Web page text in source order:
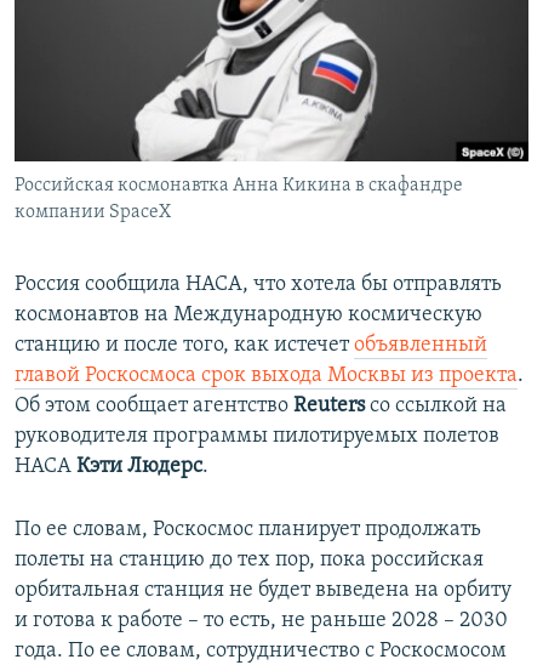
ПОБЕДИТЕЛЕЙ НЕ СУДЯТ?
КРЫМ.НЕПОКОРЕННЫЙ
УКРАИНСКАЯ ПРОБЛЕМА КРЫМА
Все сайты RFE/RL
Российская космонавтка Анна Кикина в скафандре
компании SpaceX
Россия сообщила НАСА, что хотела бы отправлять
космонавтов на Международную космическую
станцию и после того, как истечетобъявленный
главой Роскосмоса срок выхода Москвы из проекта.
Об этом сообщает агентство Reutersсо ссылкой на
руководителя программы пилотируемых полетов
НАСА Кэти Людерс.
По ее словам, Роскосмос планирует продолжать
полеты на станцию до тех пор, пока российская
орбитальная станция не будет выведена на орбиту
и готова к работе – то есть, не раньше 2028 – 2030
года. По ее словам, сотрудничество с Роскосмосом